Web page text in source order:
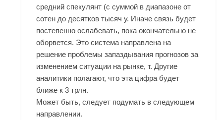
средний спекулянт (с суммой в диапазоне от
сотен до десятков тысяч у. Иначе связь будет
постепенно ослабевать, пока окончательно не
оборвется. Это система направлена на
решение проблемы запаздывания прогнозов за
изменением ситуации на рынке, т. Другие
аналитики полагают, что эта цифра будет
ближе к 3 трлн.
Может быть, следует подумать в следующем
направлении.